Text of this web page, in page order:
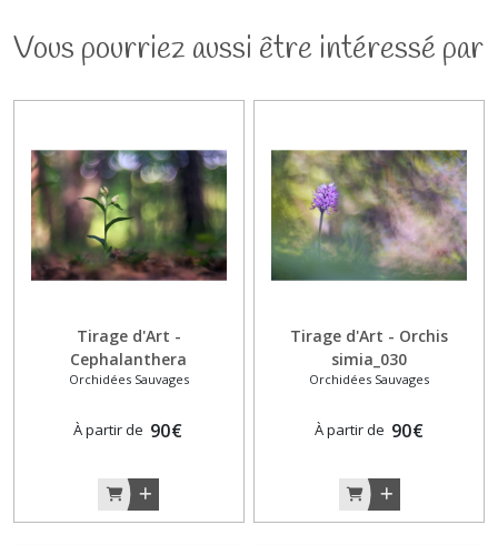
Vous pourriez aussi être intéressé par
Tirage d'Art -
Cephalanthera
damasonium_031
Orchidées Sauvages
À partir de 90€
Tirage d'Art - Orchis
simia_030
Orchidées Sauvages
À partir de 90€